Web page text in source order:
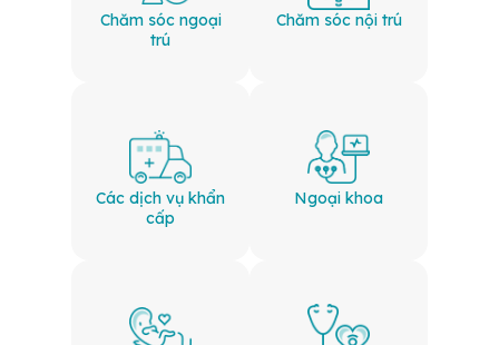
Chăm sóc ngoại
trú
Chăm sóc nội trú
Các dịch vụ khẩn
cấp
Ngoại khoa